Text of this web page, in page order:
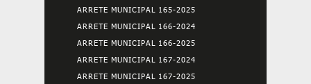
ARRETE MUNICIPAL 165-2025
ARRETE MUNICIPAL 166-2024
ARRETE MUNICIPAL 166-2025
ARRETE MUNICIPAL 167-2024
ARRETE MUNICIPAL 167-2025